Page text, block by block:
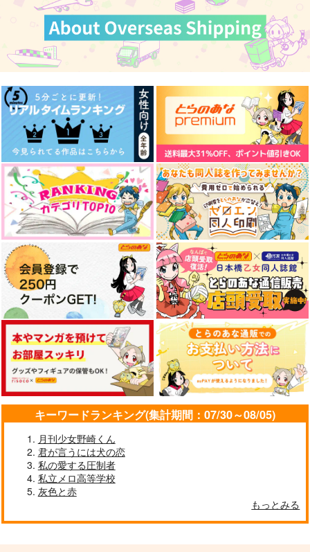
キーワードランキング(集計期間：07/30～08/05)
月刊少女野崎くん
君が言うには犬の恋
私の愛する圧制者
私立メロ高等学校
灰色と赤
もっとみる